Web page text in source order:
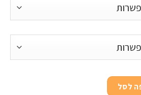
לסל